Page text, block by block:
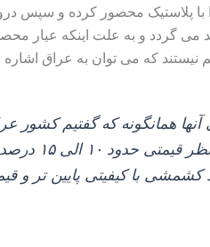
با پلاستیک محصور کرده و سپس
می‌ گردد و به علت اینکه عیار
نیستند که می‌ توان به عراق اشاره
همانگونه که گفتیم کشور
می‌ باشد که عموماً آنها را یا در بسته‌ بندی‌ های ۳ کیلویی و یا ۵ کیلویی خریداری می‌ کنند محصولی که از نظر قیمتی حدود ۱۰ الی ۱۵ درصد
با کیفیتی پایین‌ تر و